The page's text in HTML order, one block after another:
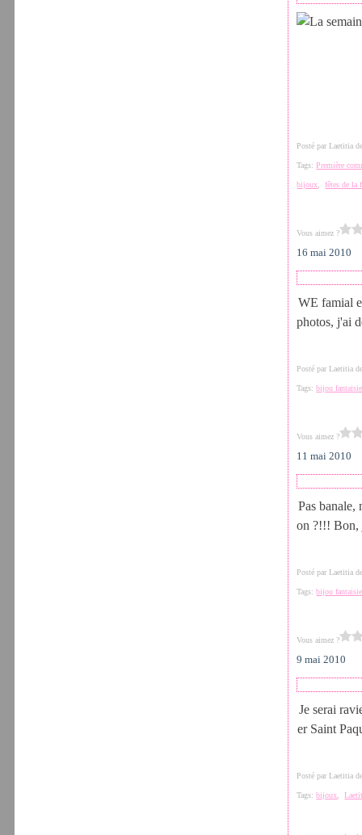
Posté par Laetitia
Tags:Première
bijoux ,fêtes de la
Vous aimez ?
16 mai 2010
WE famial
photos, j'ai
Posté par Laetitia
Tags:bijou fantaisie
Vous aimez ?
11 mai 2010
Pas banale,
on ?!!! Bon,
Posté par Laetitia
Tags:bijou fantaisie
Vous aimez ?
9 mai 2010
Je serai
er Saint
Posté par Laetitia
Tags:bijoux ,